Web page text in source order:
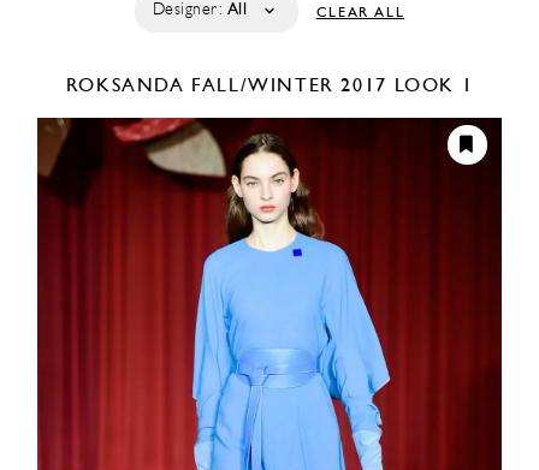
Designer: All CLEAR ALL
ROKSANDA FALL/WINTER 2017 LOOK 1